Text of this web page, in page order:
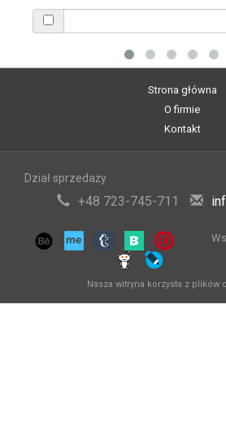
Strona główna
O firmie
Kontakt
Dział sprzedaży
+48 723-745-711
Nasza witryna korzysta z plików